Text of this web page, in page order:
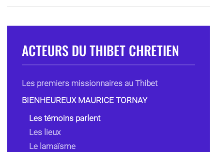
ACTEURS DU THIBET CHRETIEN
Les premiers missionnaires au Thibet
BIENHEUREUX MAURICE TORNAY
Les témoins parlent
Les lieux
Le lamaïsme